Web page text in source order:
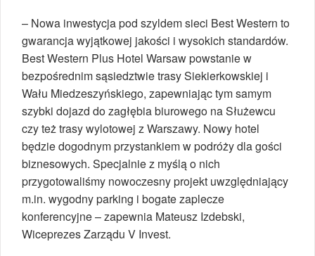
– Nowa inwestycja pod szyldem sieci Best Western to
gwarancja wyjątkowej jakości i wysokich standardów.
Best Western Plus Hotel Warsaw powstanie w
bezpośrednim sąsiedztwie trasy Siekierkowskiej i
Wału Miedzeszyńskiego, zapewniając tym samym
szybki dojazd do zagłębia biurowego na Służewcu
czy też trasy wylotowej z Warszawy. Nowy hotel
będzie dogodnym przystankiem w podróży dla gości
biznesowych. Specjalnie z myślą o nich
przygotowaliśmy nowoczesny projekt uwzględniający
m.in. wygodny parking i bogate zaplecze
konferencyjne – zapewnia Mateusz Izdebski,
Wiceprezes Zarządu V Invest.